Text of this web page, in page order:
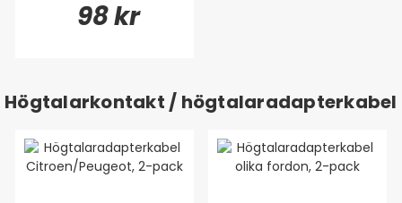
98 kr
Högtalarkontakt / högtalaradapterkabel